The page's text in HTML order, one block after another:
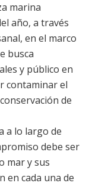
marina
año, a través
en el marco
busca
y público en
contaminar el
de
a lo largo de
debe ser
mar y sus
en cada una de